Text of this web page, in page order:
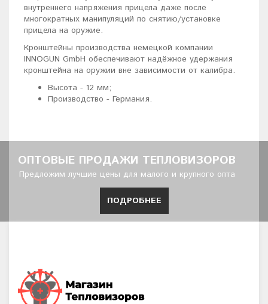
внутреннего напряжения прицела даже после
многократных манипуляций по снятию/установке
прицела на оружие.
Кронштейны производства немецкой компании
INNOGUN GmbH обеспечивают надёжное удержания
кронштейна на оружии вне зависимости от калибра.
Высота - 12 мм;
Производство - Германия.
ОПТОВЫЕ ПРОДАЖИ ТЕПЛОВИЗОРОВ
Предложим лучшие цены для малого и крупного опта
ПОДРОБНЕЕ